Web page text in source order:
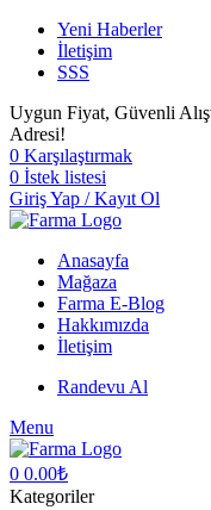
Yeni Haberler
İletişim
SSS
Uygun Fiyat, Güvenli
Adresi!
0 Karşılaştırmak
0 İstek listesi
Giriş Yap / Kayıt Ol
Anasayfa
Mağaza
Farma E-Blog
Hakkımızda
İletişim
Randevu Al
Menu
0 0.00₺
Kategoriler